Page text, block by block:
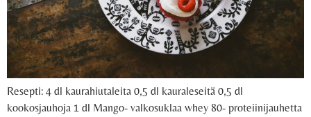
Resepti: 4 dl kaurahiutaleita 0,5 dl kauraleseitä 0,5 dl
kookosjauhoja 1 dl Mango- valkosuklaa whey 80- proteiinijauhetta